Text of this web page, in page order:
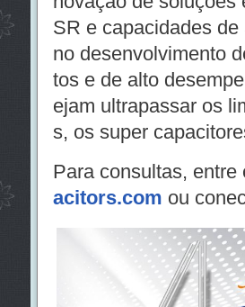
SR e capacidades
no desenvolvimento
tos e de alto
ejam ultrapassar os
s, os super
Para consultas,
acitors.com ou